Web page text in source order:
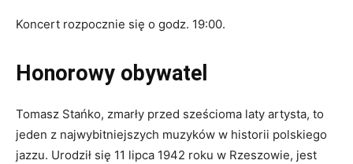
Koncert rozpocznie się o godz. 19:00.
Honorowy obywatel
Tomasz Stańko, zmarły przed sześcioma laty artysta, to
jeden z najwybitniejszych muzyków w historii polskiego
jazzu. Urodził się 11 lipca 1942 roku w Rzeszowie, jest